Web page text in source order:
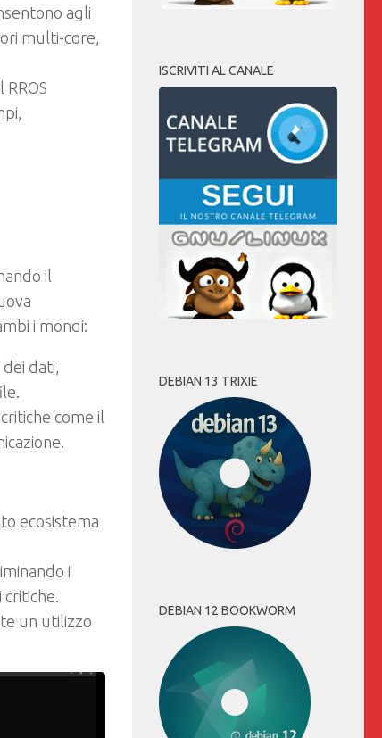
agli
multi-core,
il
i mondi:
dati,
come il
ecosistema
i
un utilizzo
ISCRIVITI AL CANALE
DEBIAN 13 TRIXIE
DEBIAN 12 BOOKWORM